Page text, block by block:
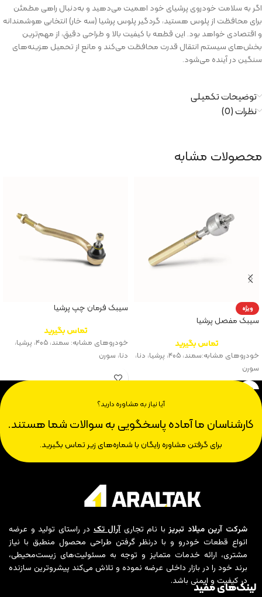
اگر به سلامت خودروی پرشیای خود اهمیت می‌دهید و به‌دنبال راهی مطمئن
برای محافظت از پلوس هستید، گردگیر پلوس پرشیا (سه خار) انتخابی هوشمندانه
و اقتصادی خواهد بود. این قطعه با کیفیت بالا و طراحی دقیق، از مهم‌ترین
بخش‌های سیستم انتقال قدرت محافظت می‌کند و مانع از تحمیل هزینه‌های
سنگین در آینده می‌شود.
توضیحات تکمیلی
نظرات (0)
محصولات مشابه
ویژه
سیبک مفصل پرشیا
تماس بگیرید
خودروهای مشابه:سمند، ۴۰۵، پرشیا، دنا،
سورن
سیبک فرمان چپ پرشیا
تماس بگیرید
خودروهای مشابه: سمند، ۴۰۵، پرشیا،
دنا، سورن
آیا نیاز به مشاوره دارید؟
کارشناسان ما آماده پاسخگویی به سوالات شما هستند.
برای گرفتن مشاوره رایگان با شماره‌های زیر تماس بگیرید.
شرکت آرین میلاد تبریزبا نام تجاریآرال تکدر راستای تولید و عرضه
انواع قطعات خودرو و با درنظر گرفتن طراحی محصول منطبق با نیاز
مشتری، ارائه خدمات متمایز و توجه به مسئولیت‌های زیست‌محیطی،
برند خود را در بازار داخلی عرضه نموده و تلاش می‌کند پیشروترین سازنده
در کیفیت و ایمنی باشد.
لینک‌های مفید